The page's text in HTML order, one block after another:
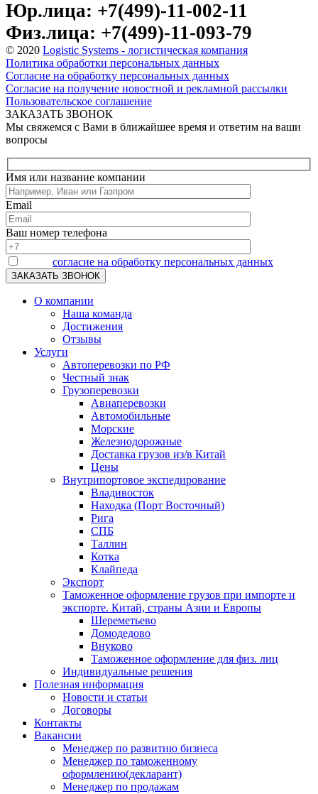
Юр.лица: +7(499)-11-002-11
Физ.лица: +7(499)-11-093-79
© 2020 Logistic Systems - логистическая компания
Политика обработки персональных данных
Согласие на обработку персональных данных
Согласие на получение новостной и рекламной рассылки
Пользовательское соглашение
ЗАКАЗАТЬ ЗВОНОК
Мы свяжемся с Вами в ближайшее время и ответим на ваши
вопросы
Имя или название компании
Email
Ваш номер телефона
согласие на обработку персональных данных
О компании
Наша команда
Достижения
Отзывы
Услуги
Автоперевозки по РФ
Честный знак
Грузоперевозки
Авиаперевозки
Автомобильные
Морские
Железнодорожные
Доставка грузов из/в Китай
Цены
Внутрипортовое экспедирование
Владивосток
Находка (Порт Восточный)
Рига
СПБ
Таллин
Котка
Клайпеда
Экспорт
Таможенное оформление грузов при импорте и
экспорте. Китай, страны Азии и Европы
Шереметьево
Домодедово
Внуково
Таможенное оформление для физ. лиц
Индивидуальные решения
Полезная информация
Новости и статьи
Договоры
Контакты
Вакансии
Менеджер по развитию бизнеса
Менеджер по таможенному
оформлению(декларант)
Менеджер по продажам